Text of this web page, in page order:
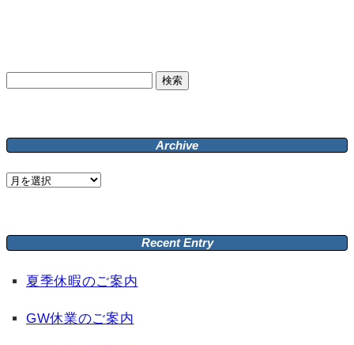
Archive
Archive
Recent Entry
夏季休暇のご案内
GW休業のご案内